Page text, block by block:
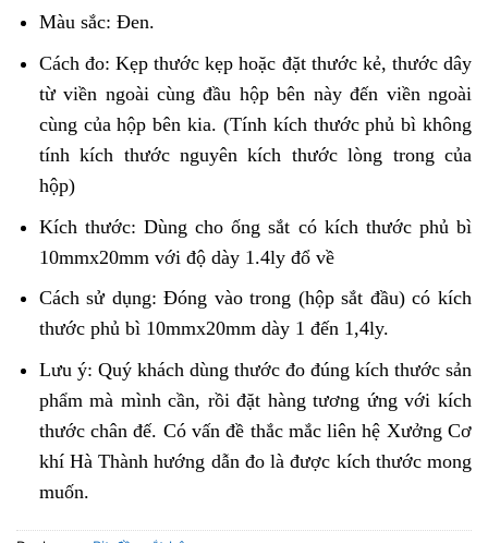
Màu sắc: Đen.
Cách đo: Kẹp thước kẹp hoặc đặt thước kẻ, thước dây
từ viền ngoài cùng đầu hộp bên này đến viền ngoài
cùng của hộp bên kia. (Tính kích thước phủ bì không
tính kích thước nguyên kích thước lòng trong của
hộp)
Kích thước: Dùng cho ống sắt có kích thước phủ bì
10mmx20mm với độ dày 1.4ly đổ về
Cách sử dụng: Đóng vào trong (hộp sắt đầu) có kích
thước phủ bì 10mmx20mm dày 1 đến 1,4ly.
Lưu ý: Quý khách dùng thước đo đúng kích thước sản
phẩm mà mình cần, rồi đặt hàng tương ứng với kích
thước chân đế. Có vấn đề thắc mắc liên hệ Xưởng Cơ
khí Hà Thành hướng dẫn đo là được kích thước mong
muốn.